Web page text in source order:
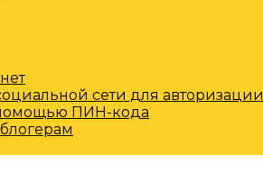
сети для авторизации
помощью ПИН-кода